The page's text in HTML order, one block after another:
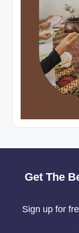
Get The
Sign up for